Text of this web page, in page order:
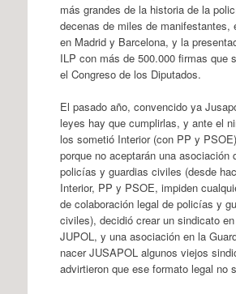
más grandes de la historia de la
decenas de miles de manifestantes,
en Madrid y Barcelona, y la
ILP con más de 500.000 firmas que
el Congreso de los Diputados.
El pasado año, convencido ya
leyes hay que cumplirlas, y ante el
los sometió Interior (con PP y
porque no aceptarán una asociación
policías y guardias civiles (desde
Interior, PP y PSOE, impiden
de colaboración legal de policías y
civiles), decidió crear un sindicato
JUPOL, y una asociación en la
nacer JUSAPOL algunos viejos
advirtieron que ese formato legal no